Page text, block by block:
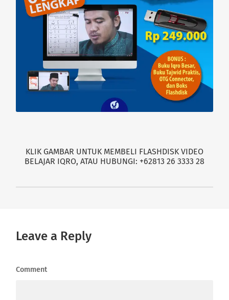
KLIK GAMBAR UNTUK MEMBELI FLASHDISK VIDEO
BELAJAR IQRO, ATAU HUBUNGI: +62813 26 3333 28
Leave a Reply
Comment